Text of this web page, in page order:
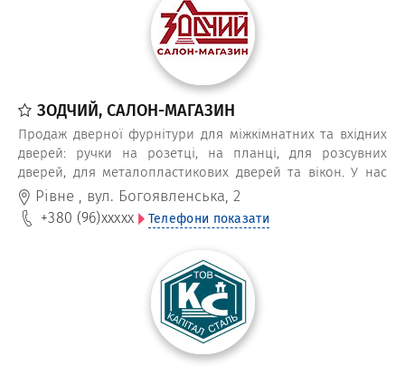
ЗОДЧИЙ, САЛОН-МАГАЗИН
Продаж дверної фурнітури для міжкімнатних та вхідних
дверей: ручки на розетці, на планці, для розсувних
дверей, для металопластикових дверей та вікон. У нас
представлені зразки ручок та дверної фурнітури в самих
різних стильових виконаннях: ковані, класика, бароко,
хай-тек, модерн, арт-деко. Підберемо ручки до різних
скляних чи офісних дверей.
Рівне , вул. Богоявленська, 2
+380 (96)xxxxx Телефони показати